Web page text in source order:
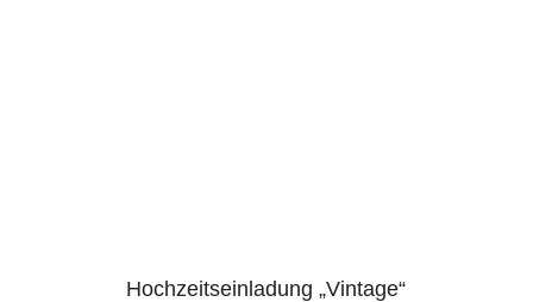
Hochzeitseinladung „Vintage“